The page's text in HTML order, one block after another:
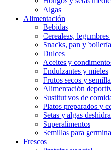
Algas
Alimentación
Bebidas
Cerealeas, legumbres
Snacks, pan y bollería
Dulces
Aceites y
Endulzantes y mieles
Frutos secos y
Alimentación
Sustitutivos de
Platos preparados y
Setas y algas
Superalimentos
Semillas para
Frescos